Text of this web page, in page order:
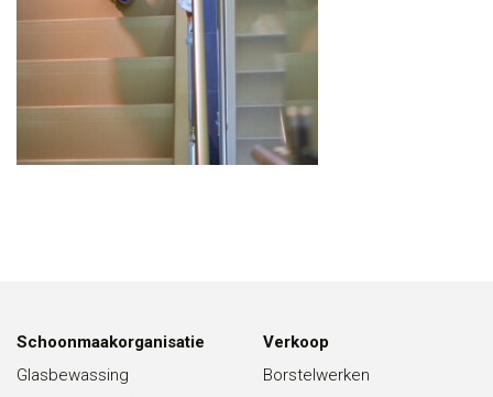
Schoonmaakorganisatie
Glasbewassing
Verkoop
Borstelwerken